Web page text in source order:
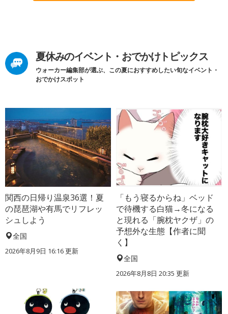
夏休みのイベント・おでかけトピックス
ウォーカー編集部が選ぶ、この夏におすすめしたい旬なイベント・
おでかけスポット
関西の日帰り温泉36選！夏
の琵琶湖や有馬でリフレッ
シュしよう
全国
2026年8月9日 16:16更新
「もう寝るからね」ベッド
で待機する白猫→冬になる
と現れる「腕枕ヤクザ」の
予想外な生態【作者に聞
く】
全国
2026年8月8日 20:35 更新